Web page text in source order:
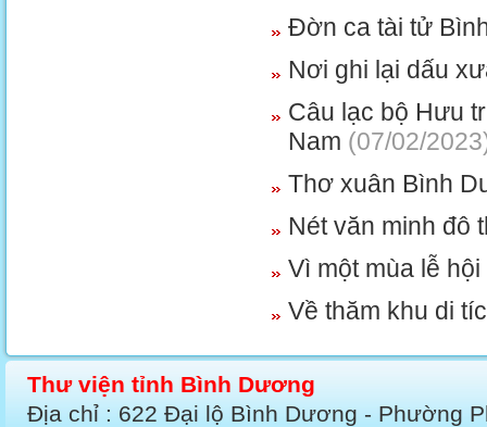
Đờn ca tài tử
Nơi ghi lại dấu
Câu lạc bộ Hưu
Nam (07/02/
Thơ xuân Bình
Nét văn minh đô
Vì một mùa lễ
Về thăm khu di
Thư viện tỉnh Bình Dương
Địa chỉ : 622 Đại lộ Bình Dương - Phường